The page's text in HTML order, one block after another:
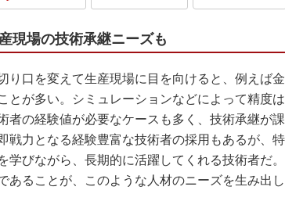
産業
現場の技術承継ニーズも
り口を変えて生産現場に目を向けると、例えば
とが多い。シミュレーションなどによって精度
者の経験値が必要なケースも多く、技術承継が
戦力となる経験豊富な技術者の採用もあるが、
学びながら、長期的に活躍してくれる技術者だ
あることが、このような人材のニーズを生み出